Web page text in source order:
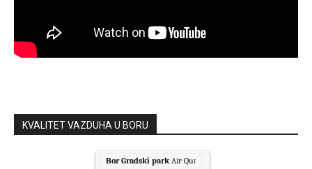
KVALITET VAZDUHA U BORU
Bor Gradski park Air Quality.